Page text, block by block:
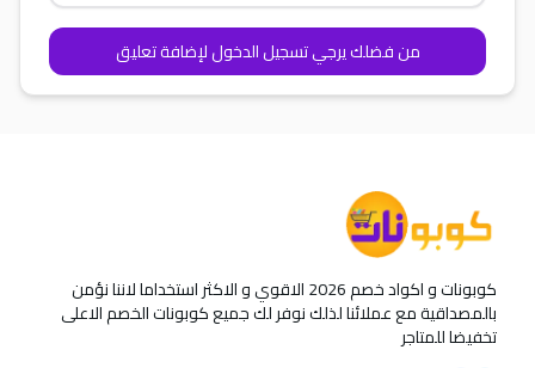
من فضلك يرجي تسجيل الدخول لإضافة تعليق
كوبونات و اكواد خصم 2026 الاقوي و الاكثر استخداما لاننا نؤمن
بالمصداقية مع عملائنا لذلك نوفر لك جميع كوبونات الخصم الاعلى
تخفيضا للمتاجر